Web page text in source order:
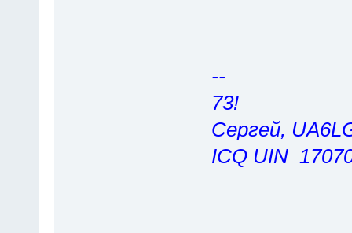
--
73!
Сергей,
ICQ UIN